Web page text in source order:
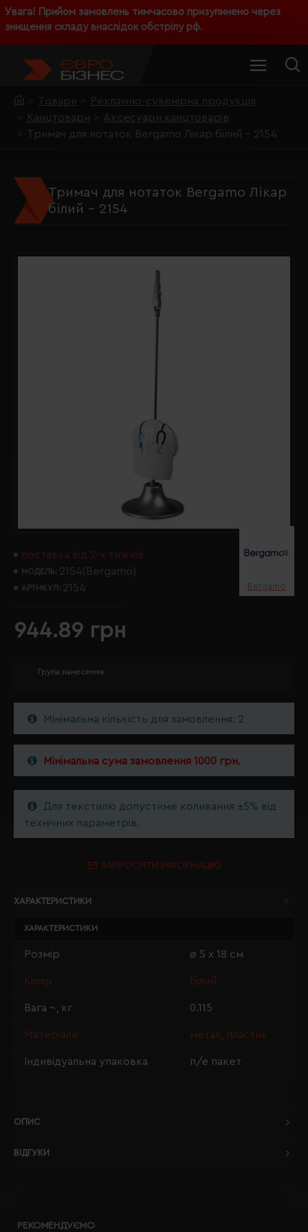
Увага! Прийом замовлень тимчасово призупинено через
знищення складу внаслідок обстрілу рф.
Товари
Рекламно-сувенірна продукція
Канцтовари
Аксесуари канцтоварів
Тримач для нотаток Bergamo Лікар білий - 2154
Тримач для нотаток Bergamo Лікар
білий - 2154
поставка від 2-х тижнів
МОДЕЛЬ: 2154(Bergamo)
АРТИКУЛ: 2154 Bergamo
944.89 грн
Група нанесення
Мінімальна кількість для замовлення: 2
Мінімальна сума замовлення 1000 грн.
Для текстилю допустиме коливання ±5% від
технічних параметрів.
ЗАПРОСИТИ ІНФОРМАЦІЮ
ХАРАКТЕРИСТИКИ
ХАРАКТЕРИСТИКИ
Розмір ø 5 х 18 см
Колір білий
Вага ~, кг 0.115
Матеріали метал, пластик
Індивідуальна упаковка п/е пакет
ОПИС
ВІДГУКИ
РЕКОМЕНДУЄМО